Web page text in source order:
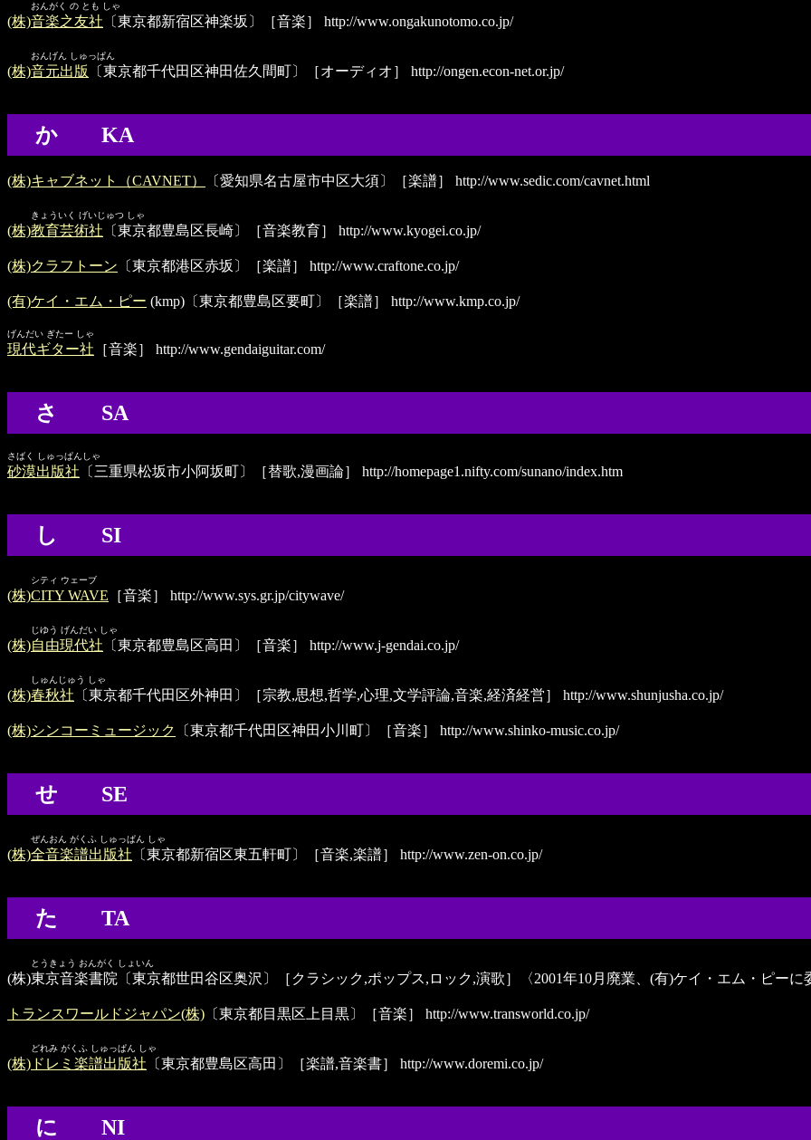
おんがく の とも しゃ
(株)音楽之友社 〔東京都新宿区神楽坂〕［音楽］ http://www.ongakunotomo.co.jp/
おんげん しゅっぱん
(株)音元出版 〔東京都千代田区神田佐久間町〕［オーディオ］ http://ongen.econ-net.or.jp/
か KA
(株)キャブネット（CAVNET） 〔愛知県名古屋市中区大須〕［楽譜］ http://www.sedic.com/cavnet.html
きょういく げいじゅつ しゃ
(株)教育芸術社 〔東京都豊島区長崎〕［音楽教育］ http://www.kyogei.co.jp/
(株)クラフトーン 〔東京都港区赤坂〕［楽譜］ http://www.craftone.co.jp/
(有)ケイ・エム・ピー (kmp)〔東京都豊島区要町〕［楽譜］ http://www.kmp.co.jp/
げんだい ぎたー しゃ
現代ギター社 ［音楽］ http://www.gendaiguitar.com/
さ SA
さばく しゅっぱんしゃ
砂漠出版社 〔三重県松坂市小阿坂町〕［替歌,漫画論］ http://homepage1.nifty.com/sunano/index.htm
し SI
シティ ウェーブ
(株)CITY WAVE ［音楽］ http://www.sys.gr.jp/citywave/
じゆう げんだい しゃ
(株)自由現代社 〔東京都豊島区高田〕［音楽］ http://www.j-gendai.co.jp/
しゅんじゅう しゃ
(株)春秋社 〔東京都千代田区外神田〕［宗教,思想,哲学,心理,文学評論,音楽,経済経営］ http://www.shunjusha.co.jp/
(株)シンコーミュージック 〔東京都千代田区神田小川町〕［音楽］ http://www.shinko-music.co.jp/
せ SE
ぜんおん がくふ しゅっぱん しゃ
(株)全音楽譜出版社 〔東京都新宿区東五軒町〕［音楽,楽譜］ http://www.zen-on.co.jp/
た TA
とうきょう おんがく しょいん
(株)東京音楽書院 〔東京都世田谷区奥沢〕［クラシック,ポップス,ロック,演歌］〈2001年10月廃業、(有)ケイ・エム・ピーに
トランスワールドジャパン(株) 〔東京都目黒区上目黒〕［音楽］ http://www.transworld.co.jp/
どれみ がくふ しゅっぱん しゃ
(株)ドレミ楽譜出版社 〔東京都豊島区高田〕［楽譜,音楽書］ http://www.doremi.co.jp/
に NI